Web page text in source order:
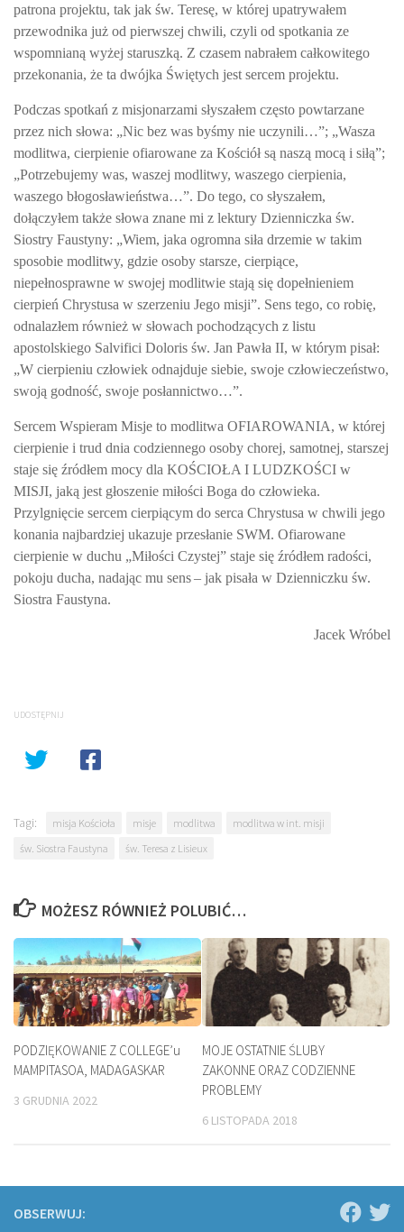
patrona projektu, tak jak św. Teresę, w której upatrywałem
przewodnika już od pierwszej chwili, czyli od spotkania ze
wspomnianą wyżej staruszką. Z czasem nabrałem całkowitego
przekonania, że ta dwójka Świętych jest sercem projektu.
Podczas spotkań z misjonarzami słyszałem często powtarzane
przez nich słowa: „Nic bez was byśmy nie uczynili…”; „Wasza
modlitwa, cierpienie ofiarowane za Kościół są naszą mocą i siłą”;
„Potrzebujemy was, waszej modlitwy, waszego cierpienia,
waszego błogosławieństwa…”. Do tego, co słyszałem,
dołączyłem także słowa znane mi z lektury Dzienniczka św.
Siostry Faustyny: „Wiem, jaka ogromna siła drzemie w takim
sposobie modlitwy, gdzie osoby starsze, cierpiące,
niepełnosprawne w swojej modlitwie stają się dopełnieniem
cierpień Chrystusa w szerzeniu Jego misji”. Sens tego, co robię,
odnalazłem również w słowach pochodzących z listu
apostolskiego Salvifici Doloris św. Jan Pawła II, w którym pisał:
„W cierpieniu człowiek odnajduje siebie, swoje człowieczeństwo,
swoją godność, swoje posłannictwo…”.
Sercem Wspieram Misje to modlitwa OFIAROWANIA, w której
cierpienie i trud dnia codziennego osoby chorej, samotnej, starszej
staje się źródłem mocy dla KOŚCIOŁA I LUDZKOŚCI w
MISJI, jaką jest głoszenie miłości Boga do człowieka.
Przylgnięcie sercem cierpiącym do serca Chrystusa w chwili jego
konania najbardziej ukazuje przesłanie SWM. Ofiarowane
cierpienie w duchu „Miłości Czystej” staje się źródłem radości,
pokoju ducha, nadając mu sens– jak pisała w Dzienniczku św.
Siostra Faustyna.
Jacek Wróbel
UDOSTĘPNIJ
Tagi: misja Kościoła misje modlitwa
modlitwa w int. misji
św. Siostra Faustyna
św. Teresa z Lisieux
MOŻESZ RÓWNIEŻ POLUBIĆ…
PODZIĘKOWANIE Z COLLEGE’u
MAMPITASOA, MADAGASKAR
3 GRUDNIA 2022
MOJE OSTATNIE ŚLUBY
ZAKONNE ORAZ CODZIENNE
PROBLEMY
6 LISTOPADA 2018
OBSERWUJ: